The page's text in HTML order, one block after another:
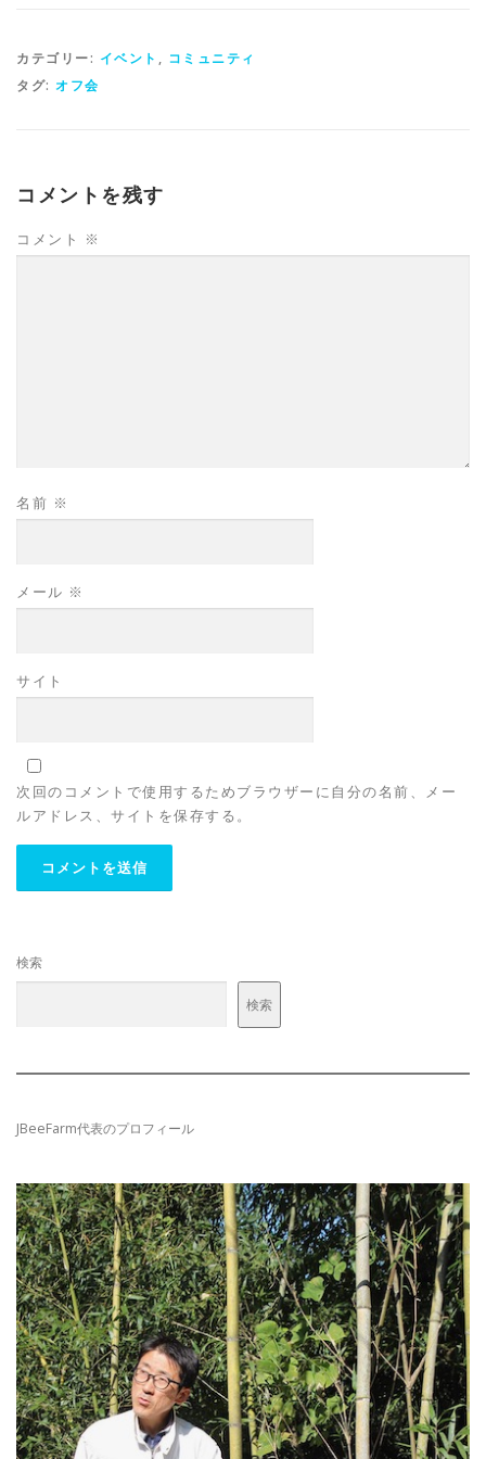
カテゴリー: イベント , コミュニティ
タグ: オフ会
コメントを残す
コメント ※
名前 ※
メール ※
サイト
次回のコメントで使用するためブラウザーに自分の名前、メー
ルアドレス、サイトを保存する。
検索
検索
JBeeFarm代表のプロフィール